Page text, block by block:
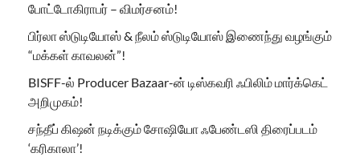
போட்டோகிராபர் – விமர்சனம்!
பிர்லா ஸ்டுடியோஸ் & நீலம் ஸ்டுடியோஸ் இணைந்து வழங்கும்
“மக்கள் காவலன்”!
BISFF-ல் Producer Bazaar-ன் டிஸ்கவரி ஃபிலிம் மார்க்கெட்
அறிமுகம்!
சந்தீப் கிஷன் நடிக்கும் சோஷியோ ஃபேண்டஸி திரைப்படம்
‘கரிகாலா’!